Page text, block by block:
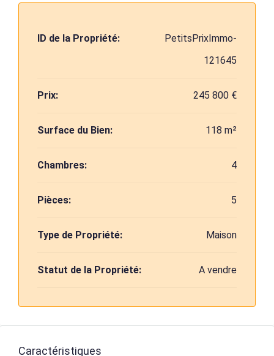
ID de la Propriété:
PetitsPrixImmo-
121645
Prix: 245 800 €
Surface du Bien: 118 m²
Chambres: 4
Pièces: 5
Type de Propriété: Maison
Statut de la Propriété: A vendre
Caractéristiques